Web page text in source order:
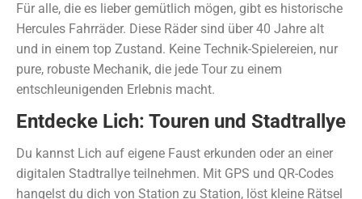
Für alle, die es lieber gemütlich mögen, gibt es historische
Hercules Fahrräder. Diese Räder sind über 40 Jahre alt
und in einem top Zustand. Keine Technik-Spielereien, nur
pure, robuste Mechanik, die jede Tour zu einem
entschleunigenden Erlebnis macht.
Entdecke Lich: Touren und Stadtrallye
Du kannst Lich auf eigene Faust erkunden oder an einer
digitalen Stadtrallye teilnehmen. Mit GPS und QR-Codes
hangelst du dich von Station zu Station, löst kleine Rätsel